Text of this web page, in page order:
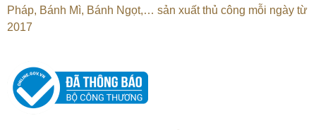
Pháp, Bánh Mì, Bánh Ngọt,… sản xuất thủ công mỗi ngày từ
2017